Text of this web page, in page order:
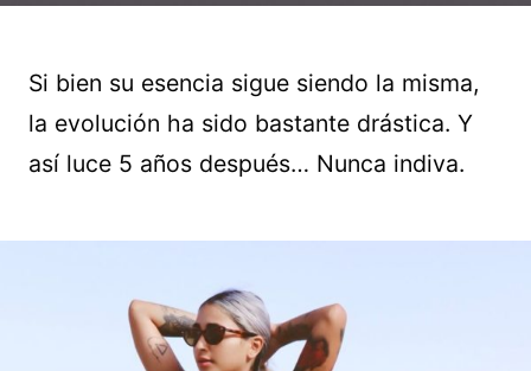
Si bien su esencia sigue siendo la misma,
la evolución ha sido bastante drástica. Y
así luce 5 años después… Nunca indiva.